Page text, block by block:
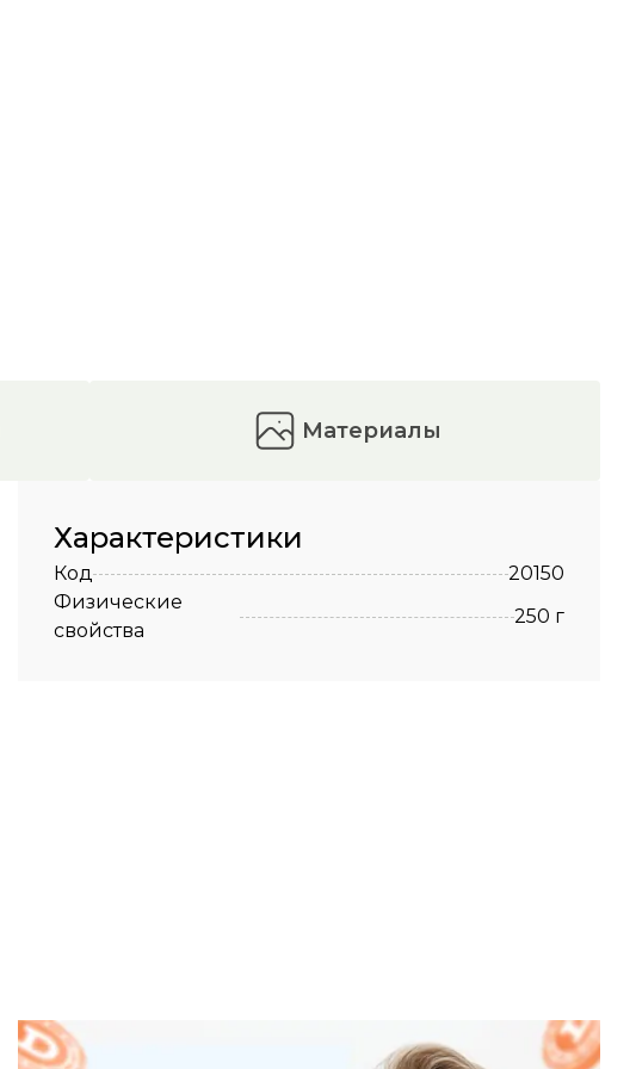
материалы
Характеристики
Код
20150
Физические
свойства
250 г